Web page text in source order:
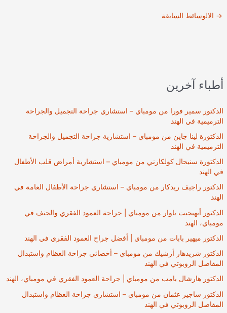
أطباء آخرين
الدكتور سمير فورا من مومباي – استشاري جراحة التجميل والجراحة
الترميمية في الهند
الدكتورة لينا جاين من مومباي – استشارية جراحة التجميل والجراحة
الترميمية في الهند
الدكتورة سنيحال كولكارني من مومباي – استشارية أمراض قلب الأطفال
في الهند
الدكتور راجيف ريدكار من مومباي – استشاري جراحة الأطفال العامة في
الهند
الدكتور أبهيجيت باوار من مومباي | جراحة العمود الفقري والجنف في
مومباي، الهند
الدكتور ميهير بابات من مومباي | أفضل جراح العمود الفقري في الهند
الدكتور شريدهار أرشيك من مومباي – أخصائي جراحة العظام واستبدال
المفاصل الروبوتي في الهند
الدكتور هارشال بامب من مومباي | جراحة العمود الفقري في مومباي، الهند
الدكتور ساجير عثمان من مومباي – استشاري جراحة العظام واستبدال
المفاصل الروبوتي في الهند
→ الالوسائط السابقة